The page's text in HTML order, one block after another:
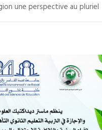
une perspective au pluriel